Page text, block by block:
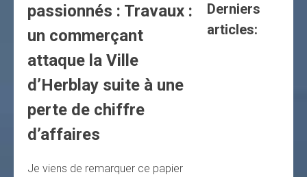
passionnés : Travaux :
un commerçant
attaque la Ville
d’Herblay suite à une
perte de chiffre
d’affaires
Je viens de remarquer ce papier
Derniers
articles: